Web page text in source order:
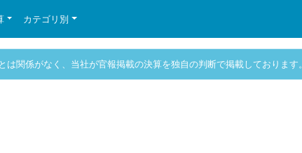
カテゴリ別
関係がなく、当社が官報掲載の決算を独自の判断で掲載しております。